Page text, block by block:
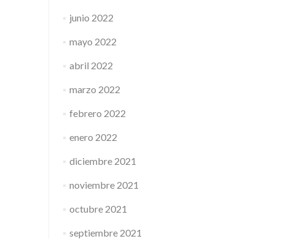
junio 2022
mayo 2022
abril 2022
marzo 2022
febrero 2022
enero 2022
diciembre 2021
noviembre 2021
octubre 2021
septiembre 2021